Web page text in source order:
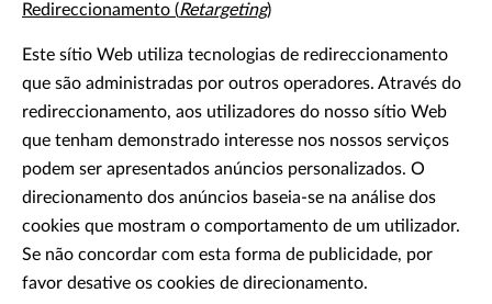
Redireccionamento (Retargeting)
Este sítio Web utiliza tecnologias de redireccionamento
que são administradas por outros operadores. Através do
redireccionamento, aos utilizadores do nosso sítio Web
que tenham demonstrado interesse nos nossos serviços
podem ser apresentados anúncios personalizados. O
direcionamento dos anúncios baseia-se na análise dos
cookies que mostram o comportamento de um utilizador.
Se não concordar com esta forma de publicidade, por
favor desative os cookies de direcionamento.